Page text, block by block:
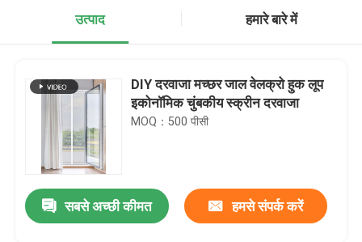
उत्पाद हमारे बारे में
DIY दरवाजा मच्छर जाल वेलक्रो हुक लूप
इकोनॉमिक चुंबकीय स्क्रीन दरवाजा
MOQ：500 पीसी
सबसे अच्छी कीमत हमसे संपर्क करें